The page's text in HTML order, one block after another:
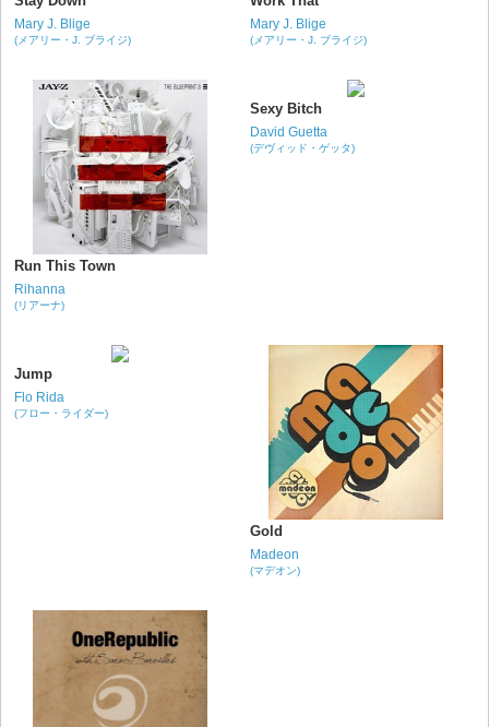
Mary J. Blige
(メアリー・J. ブライジ)
Mary J. Blige
(メアリー・J. ブライジ)
Run This Town
Rihanna
(リアーナ)
Sexy Bitch
David Guetta
(デヴィッド・ゲッタ)
Jump
Flo Rida
(フロー・ライダー)
Gold
Madeon
(マデオン)